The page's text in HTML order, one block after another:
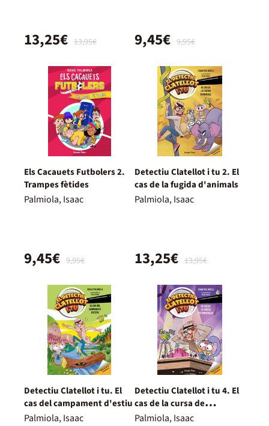
13,95€
13,25€ 9,95€
9,45€
Els Cacauets Futbolers 2.
Trampes fètides
Palmiola, Isaac
9,95€
9,45€
Detectiu Clatellot i tu 2. El
cas de la fugida d'animals
Palmiola, Isaac
13,95€
13,25€
Detectiu Clatellot i tu. El
cas del campament d'estiu
Palmiola, Isaac
Detectiu Clatellot i tu 4. El
cas de la cursa de
paneroles
Palmiola, Isaac